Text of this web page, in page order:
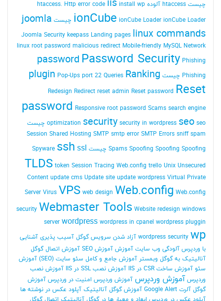
چیست htaccess آلوده htaccess. Http error code iis install wp
ionCube ionCube Loader ionCube Loader چیست joomla
Joomla Security keepass Landing pages linux commands
linux root password malicious redirect Mobile-friendly MySQL Network
password Password Security Phishing
Phishing چیست
plugin Pop-Ups port 22 Queries Ranking
Redesign Redirect reset admin Reset password Reset
password Responsive root password Scams search engine
optimization security security in wordpress seo seo چیست
Session Shared Hosting SMTP smtp error SMTP Errors sniff spam
Spams Spoofing Spoofing Spoofing چیست Spyware ssh ssl
TLDS token Session Tracing Web.config trello Unix Unsecured
Content update cms Update site update wordpress Virtual Private
Server Virus VPS web design Web.config Web.config
security Webmaster Tools Website redesign windows
server wordpress wordpress in cpanel wordpress pluggin
wordpress security wp آزاد شدن سرویس گوگل آسیب پذیری آشنایی
با وردپرس آلودگی وب سایت آموزش آموزش SEO
آموزش اتصال گوگل
آنالیتیک به گوگل وبمستر آموزش جامع و کامل سئو سایت (SEO)
آموزش
سئو آموزش ساخت CSR در IIS آموزش نصب SSL در IIS
آموزش نصب
وردپرس آموزش وردپرس آموزش وردپرس امنیت در وردپرس آموزش
گوگل آلرت Google Alert
آموزش گوگل آنالیتیک آپلود عکس در نوشته ها